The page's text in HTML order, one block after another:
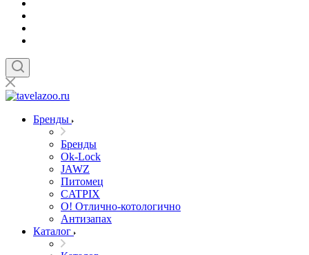
Бренды
Бренды
Ok-Lock
JAWZ
Питомец
CATPIX
О! Отлично-котологично
Антизапах
Каталог